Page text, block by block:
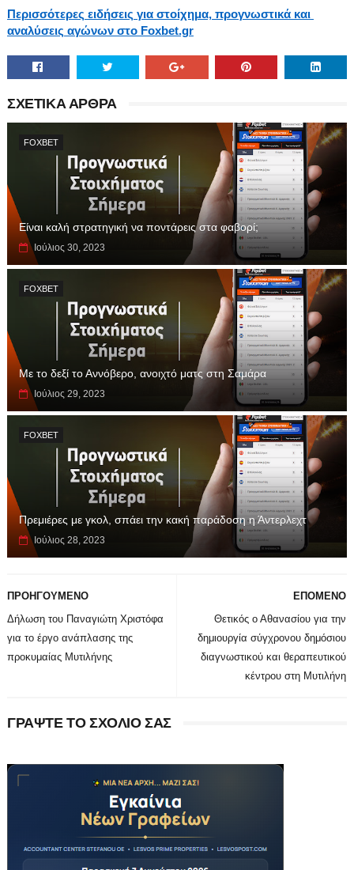
Περισσότερες ειδήσεις για στοίχημα, προγνωστικά και
αναλύσεις αγώνων στο Foxbet.gr
ΣΧΕΤΙΚΑ ΑΡΘΡΑ
FOXBET
Είναι καλή στρατηγική να ποντάρεις στα φαβορί;
Ιούλιος 30, 2023
FOXBET
Με το δεξί το Αννόβερο, ανοιχτό ματς στη Σαμάρα
Ιούλιος 29, 2023
FOXBET
Πρεμιέρες με γκολ, σπάει την κακή παράδοση η Άντερλεχτ
Ιούλιος 28, 2023
ΕΠΟΜΕΝΟ
Θετικός ο Αθανασίου για την
δημιουργία σύγχρονου δημόσιου
διαγνωστικού και θεραπευτικού
κέντρου στη Μυτιλήνη
ΠΡΟΗΓΟΥΜΕΝΟ
Δήλωση του Παναγιώτη Χριστόφα
για το έργο ανάπλασης της
προκυμαίας Μυτιλήνης
ΓΡΑΨΤΕ ΤΟ ΣΧΟΛΙΟ ΣΑΣ